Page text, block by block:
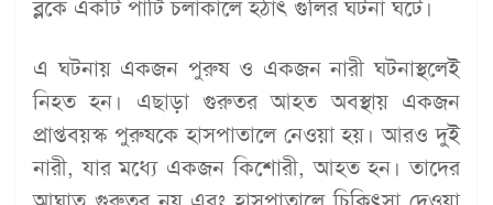
ব্লকে একটি পার্টি চলাকালে হঠাৎ গুলির ঘটনা ঘটে।
এ ঘটনায় একজন পুরুষ ও একজন নারী ঘটনাস্থলেই
নিহত হন। এছাড়া গুরুতর আহত অবস্থায় একজন
প্রাপ্তবয়স্ক পুরুষকে হাসপাতালে নেওয়া হয়। আরও দুই
নারী, যার মধ্যে একজন কিশোরী, আহত হন। তাদের